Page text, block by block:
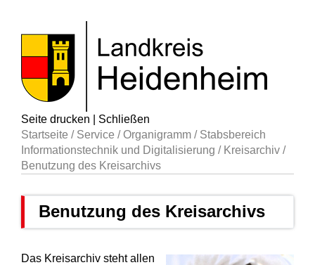
Seite drucken
Schließen
Startseite / Service /Organigramm / Stabsbereich
Informationstechnik und Digitalisierung / Kreisarchiv /
Benutzung des Kreisarchivs
Benutzung des Kreisarchivs
Das Kreisarchiv steht allen